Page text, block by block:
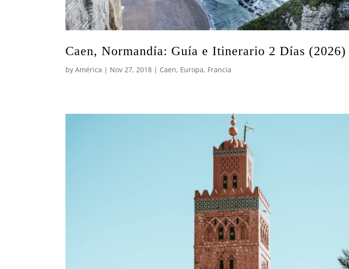
Caen, Normandía: Guía e Itinerario 2 Días (2026)
byAmérica | Nov 27, 2018 | Caen, Europa, Francia